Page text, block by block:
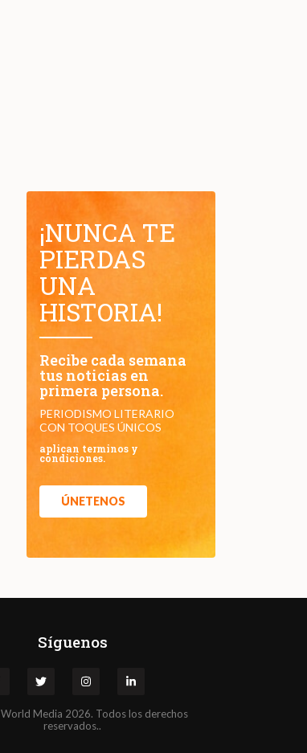
¡NUNCA TE
PIERDAS
UNA
HISTORIA!
Recibe cada semana
tus noticias en
primera persona.
PERIODISMO LITERARIO
CON TOQUES ÚNICOS
aplican terminos y
condiciones.
ÚNETENOS
Síguenos
World Media 2026. Todos los derechos
reservados..